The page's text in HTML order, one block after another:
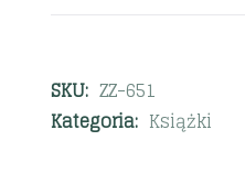
SKU: ZZ-651
Kategoria: Książki